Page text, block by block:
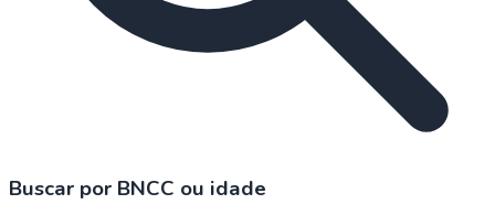
Buscar por BNCC ou idade